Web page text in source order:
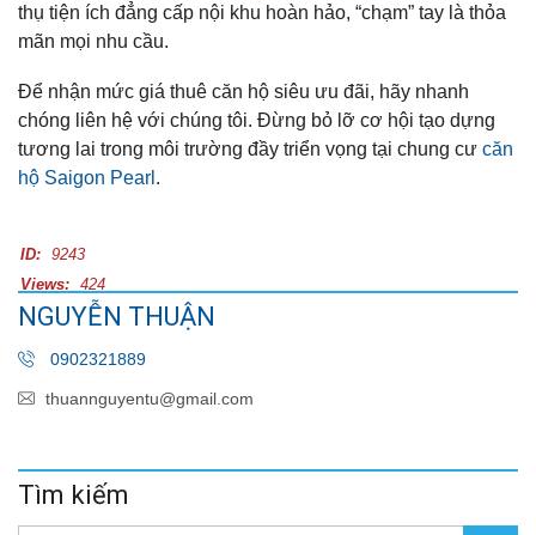
thụ tiện ích đẳng cấp nội khu hoàn hảo, “chạm” tay là thỏa
mãn mọi nhu cầu.
Để nhận mức giá thuê căn hộ siêu ưu đãi, hãy nhanh
chóng liên hệ với chúng tôi. Đừng bỏ lỡ cơ hội tạo dựng
tương lai trong môi trường đầy triển vọng tại chung cư căn
hộ Saigon Pearl .
ID: 9243
Views: 424
NGUYỄN THUẬN
0902321889
thuannguyentu@gmail.com
Tìm kiếm